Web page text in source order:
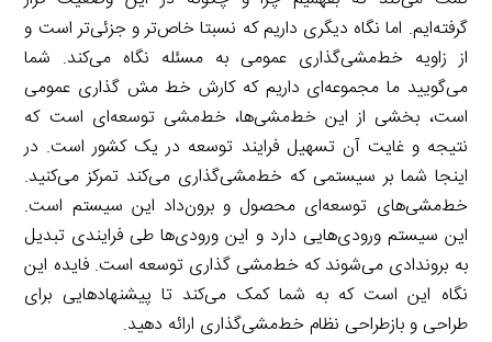
گرفته‌ایم. اما نگاه دیگری داریم که نسبتا خاص‌تر و جزئی‌تر است و
از زاویه خط‌مشی‌گذاری عمومی به مسئله نگاه می‌کند. شما
می‌گویید ما مجموعه‌ای داریم که کارش خط مش گذاری عمومی
است، بخشی از این خط‌مشی‌ها، خط‌مشی توسعه‌ای است که
نتیجه و غایت آن تسهیل فرایند توسعه در یک کشور است. در
اینجا شما بر سیستمی که خط‌مشی‌گذاری می‌کند تمرکز می‌کنید.
خط‌مشی‌های توسعه‌ای محصول و برون‌داد این سیستم است.
این سیستم ورودی‌هایی دارد و این ورودی‌ها طی فرایندی تبدیل
به بروندادی می‌شوند که خط‌مشی گذاری توسعه است. فایده این
نگاه این است که به شما کمک می‌کند تا پیشنهادهایی برای
طراحی و بازطراحی نظام خط‌مشی‌گذاری ارائه دهید.